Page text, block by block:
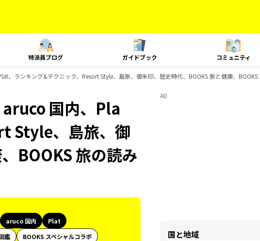
特派員ブログ ガイドブック コミュニティ
、ランキング&テクニック、Resort Style、島旅、御朱印、歴史時代、BOOKS 旅と健康、
国内、Pla
Style、島旅、御
BOOKS 旅の読み
aruco 国内
Plat
鑑
BOOKS スペシャルコラボ
AD
国と地域